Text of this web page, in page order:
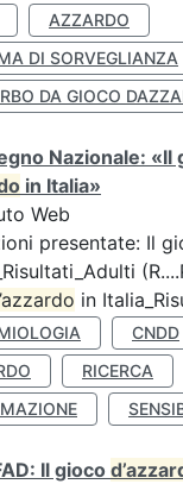
AZZARDO
DI SORVEGLIANZA
DA GIOCO
Nazionale: «Il
in Italia»
Web
presentate: Il
in
CNDD
RICERCA
Il gioco